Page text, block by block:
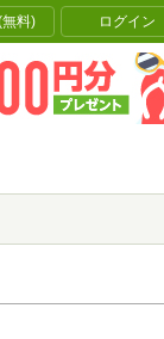
料) ログイン